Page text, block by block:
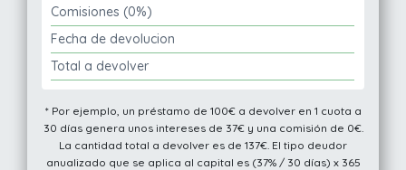
Comisiones (0%)
Fecha de devolucion
Total a devolver
* Por ejemplo, un préstamo de 100€ a devolver en 1 cuota a
30 días genera unos intereses de 37€ y una comisión de 0€.
La cantidad total a devolver es de 137€. El tipo deudor
anualizado que se aplica al capital es (37% / 30 días) x 365